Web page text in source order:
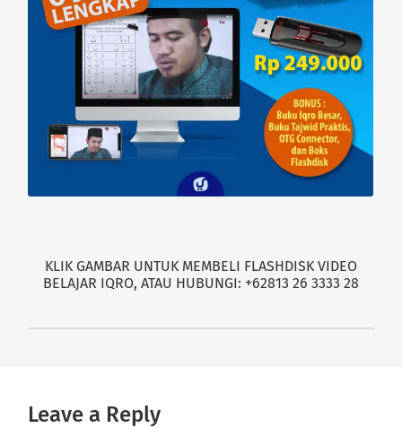
KLIK GAMBAR UNTUK MEMBELI FLASHDISK VIDEO
BELAJAR IQRO, ATAU HUBUNGI: +62813 26 3333 28
Leave a Reply